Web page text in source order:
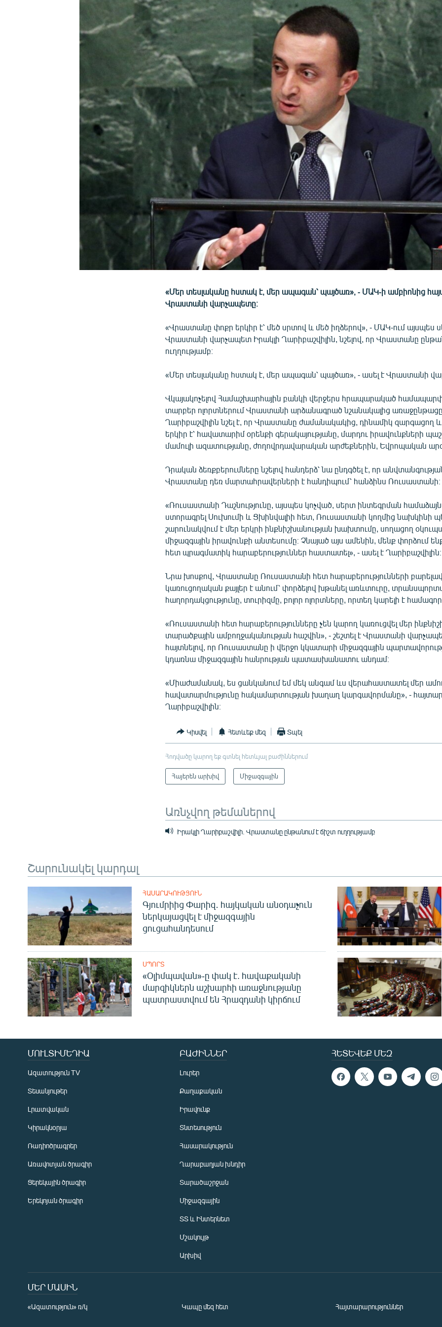
ՁԳՏԵԼՈՎ ԼԱՎԱԳՈՒՅՆԻՆ
«Մեր տեսլականը հստակ է, մեր ապագան՝ պայծառ», - ՄԱԿ-ի ամբիոնից
Վրաստանի վարչապետը։
«Վրաստանը փոքր երկիր է՝ մեծ սրտով և մեծ իղձերով», - ՄԱԿ-ում այսպես
Վրաստանի վարչապետ Իրակլի Ղարիբաշվիլին, նշելով, որ Վրաստանը
ուղղությամբ։
«Մեր տեսլականը հստակ է, մեր ապագան՝ պայծառ», - ասել է Վրաստանի
Վկայակոչելով Համաշխարհային բանկի վերջերս հրապարակած
տարբեր ոլորտներում Վրաստանի արձանագրած նշանակալից
Ղարիբաշվիլին նշել է, որ Վրաստանը ժամանակակից, դինամիկ զարգացող
երկիր է՝ հավատարիմ օրենքի գերակայությանը, մարդու իրավունքների
մամուլի ազատությանը, ժողովրդավարական արժեքներին, Եվրոպական
Դրական ձեռքբերումները նշելով հանդերձ՝ նա ընդգծել է, որ
Վրաստանը դեռ մարտահրավերների է հանդիպում՝ հանձինս Ռուսաստանի։
«Ռուսաստանի Դաշնությունը, այսպես կոչված, սերտ ինտեգրման
ստորագրել Սուխումի և Ցխինվալիի հետ, Ռուսաստանի կողմից նախկինի
շարունակվում է մեր երկրի ինքնիշխանության խախտումը, սողացող
միջազգային իրավունքի անտեսումը։ Չնայած այս ամենին, մենք փորձում
հետ պրագմատիկ հարաբերություններ հաստատել», - ասել է Ղարիբաշվիլին։
Նրա խոսքով, Վրաստանը Ռուսաստանի հետ հարաբերությունների
կառուցողական քայլեր է անում՝ փորձելով խթանել առևտուրը,
հաղորդակցությունը, տուրիզմը, բոլոր ոլորտները, որտեղ կարելի է
«Ռուսաստանի հետ հարաբերությունները չեն կարող կառուցվել մեր
տարածքային ամբողջականության հաշվին», - շեշտել է Վրաստանի
հայտնելով, որ Ռուսաստանը ի վերջո կկատարի միջազգային
կդառնա միջազգային հանրության պատասխանատու անդամ։
«Միաժամանակ, ես ցանկանում եմ մեկ անգամ ևս վերահաստատել մեր
հավատարմությունը հակամարտության խաղաղ կարգավորմանը», -
Ղարիբաշվիլին։
Կիսվել Հետևեք մեզ Տպել
Հոդվածը կարող եք գտնել հետևյալ բաժիններում
Հայերեն արխիվ Միջազգային
Առնչվող թեմաներով
Իրակլի Ղարիբաշվիլի. Վրաստանը ընթանում է ճիշտ ուղղությամբ
Շարունակել կարդալ
ՀԱՍԱՐԱԿՈՒԹՅՈՒՆ
Գյումրիից Փարիզ․ հայկական անօդաչուն
ներկայացվել է միջազգային
ցուցահանդեսում
ՍՊՈՐՏ
«Օլիմպավան»-ը փակ է. հավաքականի
մարզիկներն աշխարհի առաջնությանը
պատրաստվում են Հրազդանի կիրճում
ՀԵՏԵՎԵՔ ՄԵԶ
ՄՈՒԼՏԻՄԵԴԻԱ
Ազատություն TV
Տեսանյութեր
Լրատվական
Կիրակնօրյա
Ռադիոծրագրեր
Առավոտյան ծրագիր
Ցերեկային ծրագիր
Երեկոյան ծրագիր
ԲԱԺԻՆՆԵՐ
Լուրեր
Քաղաքական
Իրավունք
Տնտեսություն
Հասարակություն
Ղարաբաղյան խնդիր
Տարածաշրջան
Միջազգային
ՏՏ և Ինտերնետ
Մշակույթ
Արխիվ
ՄԵՐ ՄԱՍԻՆ
«Ազատություն» ռ/կ Կապը մեզ հետ Հայտարարություններ